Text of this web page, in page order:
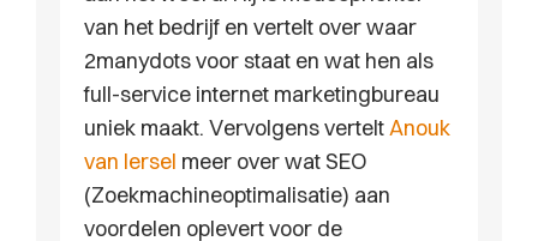
van het bedrijf en vertelt over waar
2manydots voor staat en wat hen als
full-service internet marketingbureau
uniek maakt. Vervolgens verteltAnouk
van Iersel meer over wat SEO
(Zoekmachineoptimalisatie) aan
voordelen oplevert voor de